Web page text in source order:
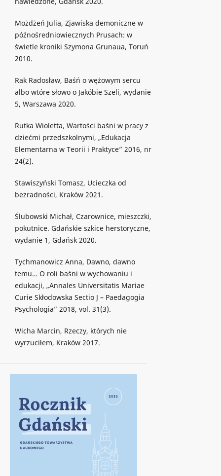
Możdżeń Julia, Zjawiska demoniczne w
późnośredniowiecznych Prusach: w
świetle kroniki Szymona Grunaua, Toruń
2010.
Rak Radosław, Baśń o wężowym sercu
albo wtóre słowo o Jakóbie Szeli, wydanie
5, Warszawa 2020.
Rutka Wioletta, Wartości baśni w pracy z
dziećmi przedszkolnymi, „Edukacja
Elementarna w Teorii i Praktyce” 2016, nr
24(2).
Stawiszyński Tomasz, Ucieczka od
bezradności, Kraków 2021.
Ślubowski Michał, Czarownice, mieszczki,
pokutnice. Gdańskie szkice herstoryczne,
wydanie 1, Gdańsk 2020.
Tychmanowicz Anna, Dawno, dawno
temu… O roli baśni w wychowaniu i
edukacji, „Annales Universitatis Mariae
Curie Skłodowska Sectio J – Paedagogia
Psychologia” 2018, vol. 31(3).
Wicha Marcin, Rzeczy, których nie
wyrzuciłem, Kraków 2017.